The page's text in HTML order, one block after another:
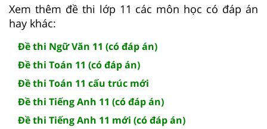
Xem thêm đề thi lớp 11 các môn học có đáp án
hay khác:
Đề thi Ngữ Văn 11 (có đáp án)
Đề thi Toán 11 (có đáp án)
Đề thi Toán 11 cấu trúc mới
Đề thi Tiếng Anh 11 (có đáp án)
Đề thi Tiếng Anh 11 mới (có đáp án)